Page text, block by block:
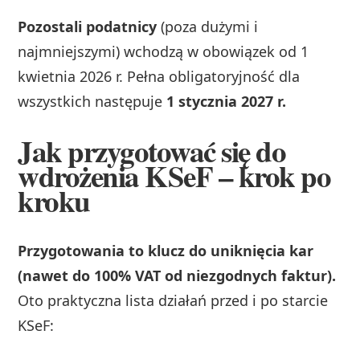
Pozostali podatnicy (poza dużymi i
najmniejszymi) wchodzą w obowiązek od 1
kwietnia 2026 r. Pełna obligatoryjność dla
wszystkich następuje 1 stycznia 2027 r.
Jak przygotować się do
wdrożenia KSeF – krok po
kroku
Przygotowania to klucz do uniknięcia kar
(nawet do 100% VAT od niezgodnych faktur).
Oto praktyczna lista działań przed i po starcie
KSeF: